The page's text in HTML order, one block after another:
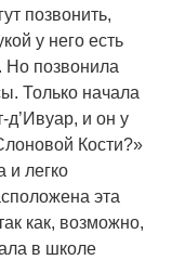
позвонить,
у него есть
Но позвонила
Только начала
д’Ивуар, и он у
Кости?»
и легко
эта
как, возможно,
в школе